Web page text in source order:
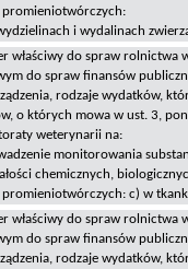
promieniotwórczych:
i wydalinach
właściwy do spraw rolnictwa
do spraw finansów
rodzaje wydatków,
o których mowa w ust. 3,
weterynarii na:
monitorowania
chemicznych,
promieniotwórczych: c) w
właściwy do spraw rolnictwa
do spraw finansów
rodzaje wydatków,